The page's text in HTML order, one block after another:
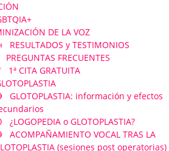
DE LA VOZ
RESULTADOS y TESTIMONIOS
PREGUNTAS FRECUENTES
1ª CITA GRATUITA
GLOTOPLASTIA: información y efectos
¿LOGOPEDIA o GLOTOPLASTIA?
ACOMPAÑAMIENTO VOCAL TRAS LA
(sesiones post operatorias)